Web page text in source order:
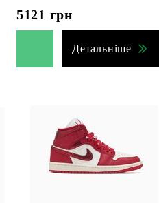
5121 грн
Детальніше